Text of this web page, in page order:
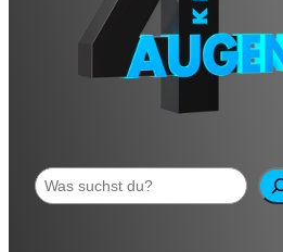
Suchen